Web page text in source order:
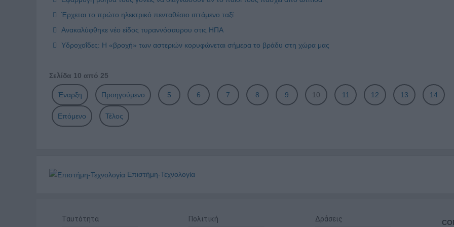
Έρχεται το πρώτο ηλεκτρικό πενταθέσιο ιπτάμενο ταξί
Ανακαλύφθηκε νέο είδος τυραννόσαυρου στις ΗΠΑ
Υδροχοΐδες: Η «βροχή» των αστεριών κορυφώνεται σήμερα το βράδυ στη χώρα μας
Σελίδα 10 από 25
Έναρξη Προηγούμενο 5 6 7 8 9 10 11 12 13 14
Επόμενο Τέλος
Επιστήμη-Τεχνολογία
Ταυτότητα Πολιτική Δράσεις